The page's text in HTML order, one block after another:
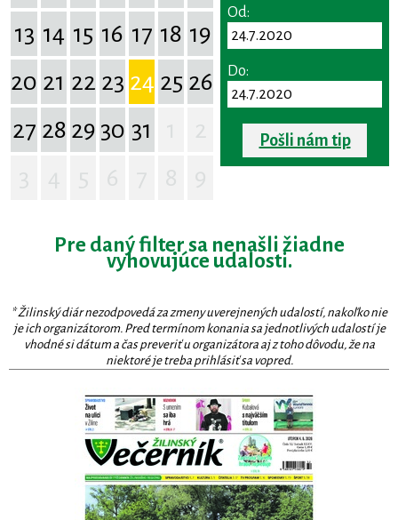
13 14 15 16 17 18 19
20 21 22 23 24 25 26
27 28 29 30 31
Od:
Do:
Pošli nám tip
Pre daný filter sa nenašli žiadne
vyhovujúce udalosti.
* Žilinský diár nezodpovedá za zmeny uverejnených udalostí, nakoľko nie
je ich organizátorom. Pred termínom konania sa jednotlivých udalostí je
vhodné si dátum a čas preveriť u organizátora aj z toho dôvodu, že na
niektoré je treba prihlásiť sa vopred.